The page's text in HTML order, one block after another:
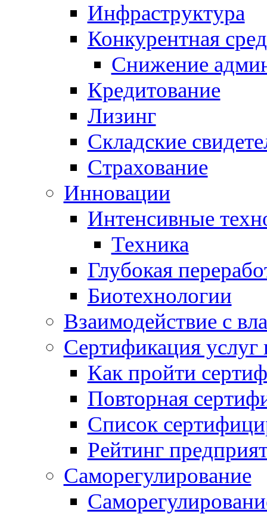
Инфраструктура
Конкурентная
Снижение
Кредитование
Лизинг
Складские
Страхование
Инновации
Интенсивные
Техника
Глубокая
Биотехнологии
Взаимодействие с
Сертификация услуг
Как пройти
Повторная
Список
Рейтинг
Саморегулирование